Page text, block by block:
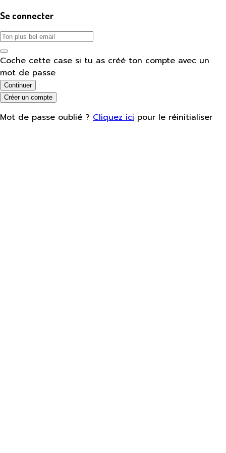
Se connecter
Coche cette case si tu as créé ton compte avec un
mot de passe
Continuer
Créer un compte
Mot de passe oublié ? Cliquez ici pour le réinitialiser